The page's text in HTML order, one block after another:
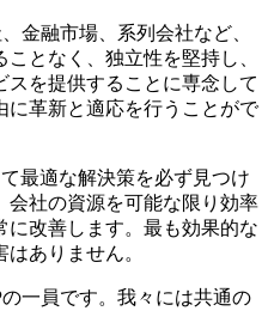
金融市場、系列会社など、
となく、独立性を堅持し、
を提供することに専念して
に革新と適応を行うことがで
最適な解決策を必ず見つけ
会社の資源を可能な限り効率
に改善します。最も効果的な
ありません。
一員です。我々には共通の